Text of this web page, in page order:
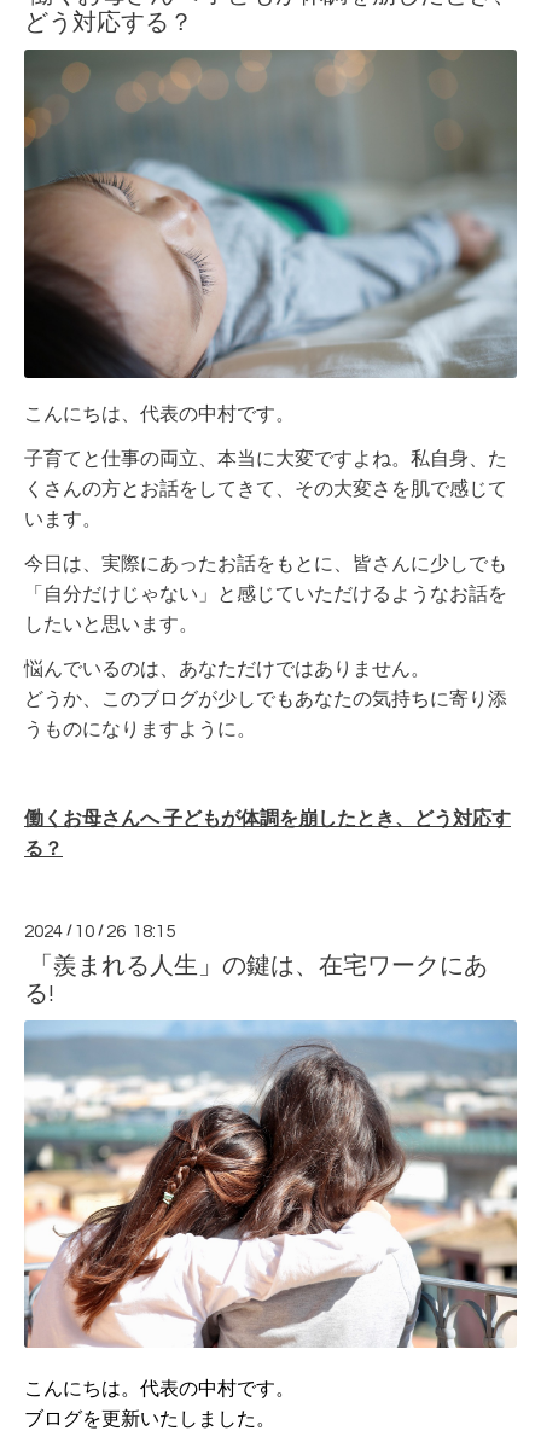
どう対応する？
こんにちは、代表の中村です。
子育てと仕事の両立、本当に大変ですよね。私自身、た
くさんの方とお話をしてきて、その大変さを肌で感じて
います。
今日は、実際にあったお話をもとに、皆さんに少しでも
「自分だけじゃない」と感じていただけるようなお話を
したいと思います。
悩んでいるのは、あなただけではありません。
どうか、このブログが少しでもあなたの気持ちに寄り添
うものになりますように。
働くお母さんへ 子どもが体調を崩したとき、どう対応す
る？
2024 / 10 / 26 18:15
「羨まれる人生」の鍵は、在宅ワークにあ
る!
こんにちは。代表の中村です。
ブログを更新いたしました。